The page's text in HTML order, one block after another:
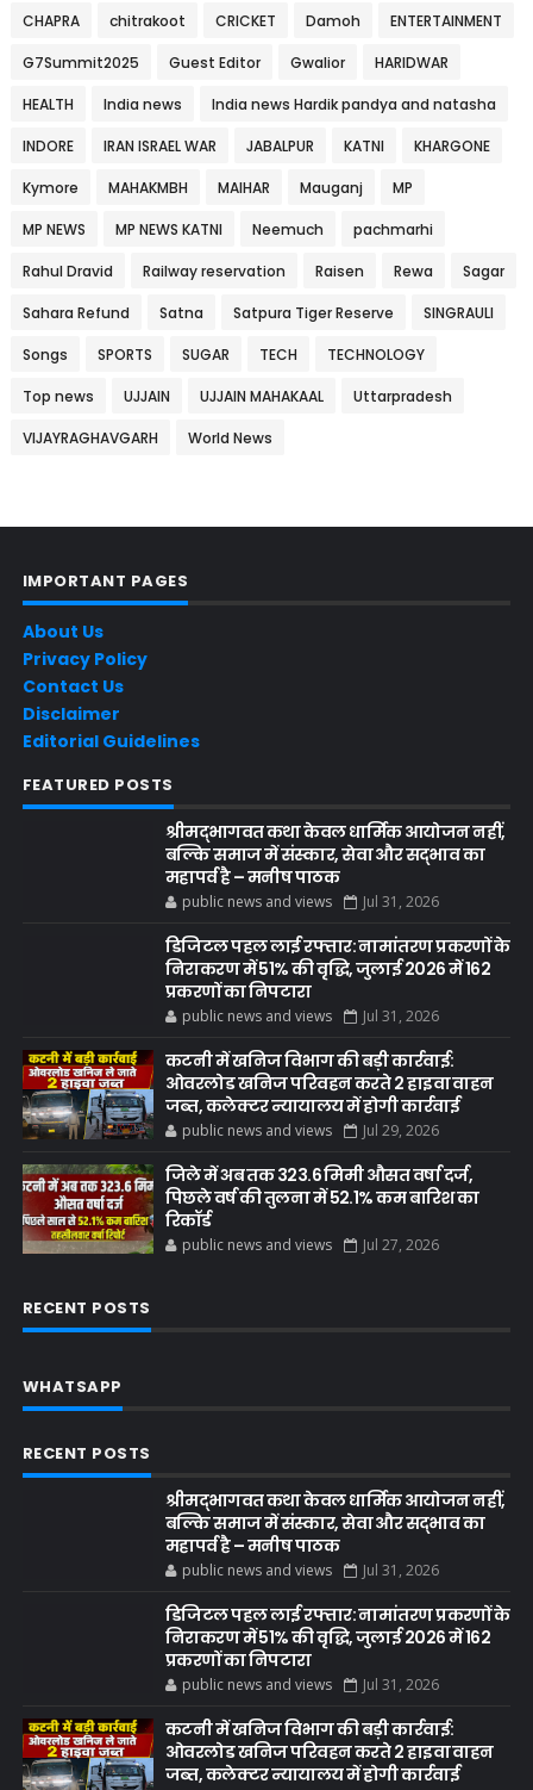
CHAPRA chitrakoot CRICKET Damoh ENTERTAINMENT
G7Summit2025 Guest Editor Gwalior HARIDWAR
HEALTH India news India news Hardik pandya and natasha
INDORE IRAN ISRAEL WAR JABALPUR KATNI KHARGONE
Kymore MAHAKMBH MAIHAR Mauganj MP
MP NEWS MP NEWS KATNI Neemuch pachmarhi
Rahul Dravid Railway reservation Raisen Rewa Sagar
Sahara Refund Satna Satpura Tiger Reserve SINGRAULI
Songs SPORTS SUGAR TECH TECHNOLOGY
Top news UJJAIN UJJAIN MAHAKAAL Uttarpradesh
VIJAYRAGHAVGARH World News
IMPORTANT PAGES
About Us
Privacy Policy
Contact Us
Disclaimer
Editorial Guidelines
FEATURED POSTS
श्रीमद्भागवत कथा केवल धार्मिक आयोजन नहीं,
बल्कि समाज में संस्कार, सेवा और सद्भाव का
महापर्व है – मनीष पाठक
public news and views Jul 31, 2026
डिजिटल पहल लाई रफ्तार: नामांतरण प्रकरणों के
निराकरण में 51% की वृद्धि, जुलाई 2026 में 162
प्रकरणों का निपटारा
public news and views Jul 31, 2026
कटनी में खनिज विभाग की बड़ी कार्रवाई:
ओवरलोड खनिज परिवहन करते 2 हाइवा वाहन
जब्त, कलेक्टर न्यायालय में होगी कार्रवाई
public news and views Jul 29, 2026
जिले में अब तक 323.6 मिमी औसत वर्षा दर्ज,
पिछले वर्ष की तुलना में 52.1% कम बारिश का
रिकॉर्ड
public news and views Jul 27, 2026
RECENT POSTS
WHATSAPP
RECENT POSTS
श्रीमद्भागवत कथा केवल धार्मिक आयोजन नहीं,
बल्कि समाज में संस्कार, सेवा और सद्भाव का
महापर्व है – मनीष पाठक
public news and views Jul 31, 2026
डिजिटल पहल लाई रफ्तार: नामांतरण प्रकरणों के
निराकरण में 51% की वृद्धि, जुलाई 2026 में 162
प्रकरणों का निपटारा
public news and views Jul 31, 2026
कटनी में खनिज विभाग की बड़ी कार्रवाई:
ओवरलोड खनिज परिवहन करते 2 हाइवा वाहन
जब्त, कलेक्टर न्यायालय में होगी कार्रवाई